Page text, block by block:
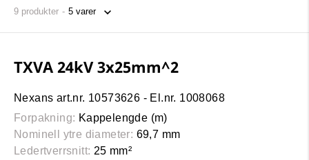
9 produkter
TXVA 24kV 3x25mm^2
Nexans art.nr. 10573626 - El.nr. 1008068
Forpakning: Kappelengde (m)
Nominell ytre diameter: 69,7 mm
Ledertverrsnitt: 25 mm²